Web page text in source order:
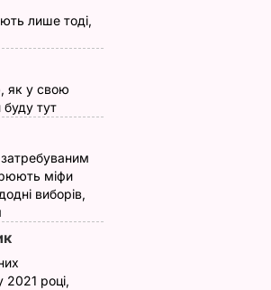
чому Трамп
до
лише тоді,
як у свою
тут
міфи
виборів,
2021 році,